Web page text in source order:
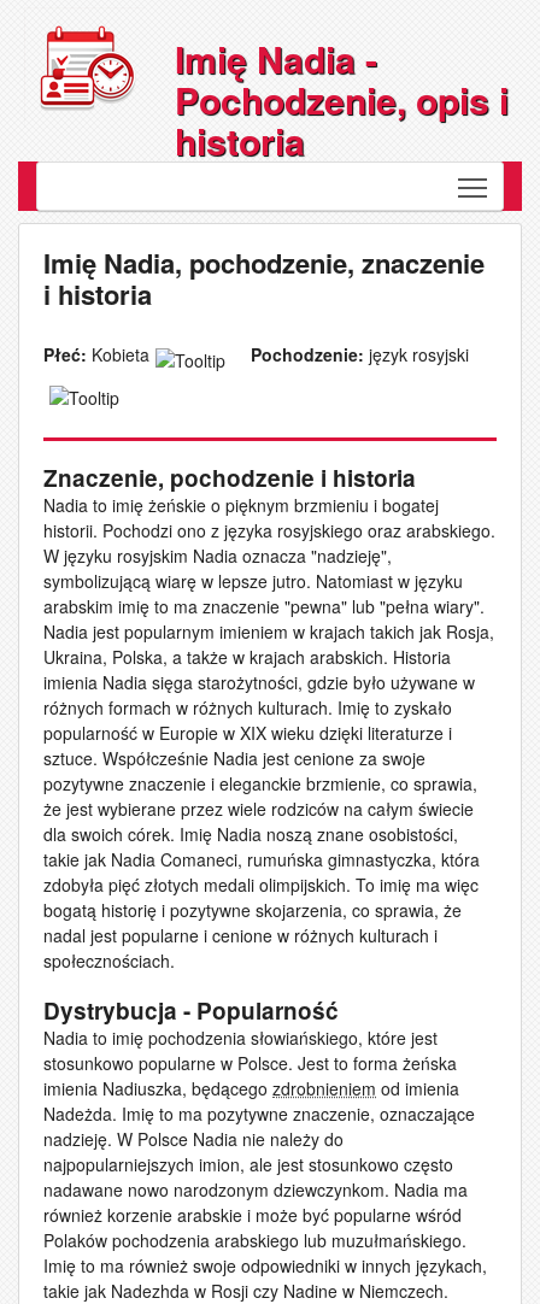
Imię Nadia -
Pochodzenie, opis i
historia
Imię Nadia, pochodzenie, znaczenie
i historia
Płeć: Kobieta Pochodzenie: język rosyjski
Znaczenie, pochodzenie i historia
Nadia to imię żeńskie o pięknym brzmieniu i bogatej
historii. Pochodzi ono z języka rosyjskiego oraz arabskiego.
W języku rosyjskim Nadia oznacza "nadzieję",
symbolizującą wiarę w lepsze jutro. Natomiast w języku
arabskim imię to ma znaczenie "pewna" lub "pełna wiary".
Nadia jest popularnym imieniem w krajach takich jak Rosja,
Ukraina, Polska, a także w krajach arabskich. Historia
imienia Nadia sięga starożytności, gdzie było używane w
różnych formach w różnych kulturach. Imię to zyskało
popularność w Europie w XIX wieku dzięki literaturze i
sztuce. Współcześnie Nadia jest cenione za swoje
pozytywne znaczenie i eleganckie brzmienie, co sprawia,
że jest wybierane przez wiele rodziców na całym świecie
dla swoich córek. Imię Nadia noszą znane osobistości,
takie jak Nadia Comaneci, rumuńska gimnastyczka, która
zdobyła pięć złotych medali olimpijskich. To imię ma więc
bogatą historię i pozytywne skojarzenia, co sprawia, że
nadal jest popularne i cenione w różnych kulturach i
społecznościach.
Dystrybucja - Popularność
Nadia to imię pochodzenia słowiańskiego, które jest
stosunkowo popularne w Polsce. Jest to forma żeńska
imienia Nadiuszka, będącego zdrobnieniem od imienia
Nadeżda. Imię to ma pozytywne znaczenie, oznaczające
nadzieję. W Polsce Nadia nie należy do
najpopularniejszych imion, ale jest stosunkowo często
nadawane nowo narodzonym dziewczynkom. Nadia ma
również korzenie arabskie i może być popularne wśród
Polaków pochodzenia arabskiego lub muzułmańskiego.
Imię to ma również swoje odpowiedniki w innych językach,
takie jak Nadezhda w Rosji czy Nadine w Niemczech.